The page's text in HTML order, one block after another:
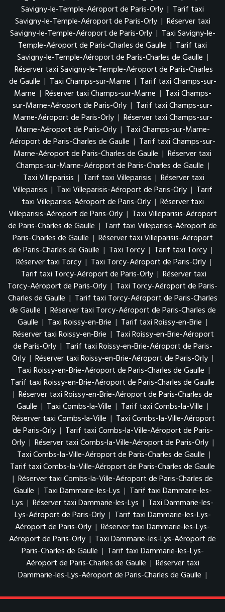
Savigny-le-Temple-Aéroport de Paris-Orly | Tarif taxi
Savigny-le-Temple-Aéroport de Paris-Orly | Réserver taxi
Savigny-le-Temple-Aéroport de Paris-Orly | Taxi Savigny-le-
Temple-Aéroport de Paris-Charles de Gaulle | Tarif taxi
Savigny-le-Temple-Aéroport de Paris-Charles de Gaulle |
Réserver taxi Savigny-le-Temple-Aéroport de Paris-Charles
de Gaulle | Taxi Champs-sur-Marne | Tarif taxi Champs-sur-
Marne | Réserver taxi Champs-sur-Marne | Taxi Champs-
sur-Marne-Aéroport de Paris-Orly | Tarif taxi Champs-sur-
Marne-Aéroport de Paris-Orly | Réserver taxi Champs-sur-
Marne-Aéroport de Paris-Orly | Taxi Champs-sur-Marne-
Aéroport de Paris-Charles de Gaulle | Tarif taxi Champs-sur-
Marne-Aéroport de Paris-Charles de Gaulle | Réserver taxi
Champs-sur-Marne-Aéroport de Paris-Charles de Gaulle |
Taxi Villeparisis | Tarif taxi Villeparisis | Réserver taxi
Villeparisis | Taxi Villeparisis-Aéroport de Paris-Orly | Tarif
taxi Villeparisis-Aéroport de Paris-Orly | Réserver taxi
Villeparisis-Aéroport de Paris-Orly | Taxi Villeparisis-Aéroport
de Paris-Charles de Gaulle | Tarif taxi Villeparisis-Aéroport de
Paris-Charles de Gaulle | Réserver taxi Villeparisis-Aéroport
de Paris-Charles de Gaulle | Taxi Torcy | Tarif taxi Torcy |
Réserver taxi Torcy | Taxi Torcy-Aéroport de Paris-Orly |
Tarif taxi Torcy-Aéroport de Paris-Orly | Réserver taxi
Torcy-Aéroport de Paris-Orly | Taxi Torcy-Aéroport de Paris-
Charles de Gaulle | Tarif taxi Torcy-Aéroport de Paris-Charles
de Gaulle | Réserver taxi Torcy-Aéroport de Paris-Charles de
Gaulle | Taxi Roissy-en-Brie | Tarif taxi Roissy-en-Brie |
Réserver taxi Roissy-en-Brie | Taxi Roissy-en-Brie-Aéroport
de Paris-Orly | Tarif taxi Roissy-en-Brie-Aéroport de Paris-
Orly | Réserver taxi Roissy-en-Brie-Aéroport de Paris-Orly |
Taxi Roissy-en-Brie-Aéroport de Paris-Charles de Gaulle |
Tarif taxi Roissy-en-Brie-Aéroport de Paris-Charles de Gaulle
| Réserver taxi Roissy-en-Brie-Aéroport de Paris-Charles de
Gaulle | Taxi Combs-la-Ville | Tarif taxi Combs-la-Ville |
Réserver taxi Combs-la-Ville | Taxi Combs-la-Ville-Aéroport
de Paris-Orly | Tarif taxi Combs-la-Ville-Aéroport de Paris-
Orly | Réserver taxi Combs-la-Ville-Aéroport de Paris-Orly |
Taxi Combs-la-Ville-Aéroport de Paris-Charles de Gaulle |
Tarif taxi Combs-la-Ville-Aéroport de Paris-Charles de Gaulle
| Réserver taxi Combs-la-Ville-Aéroport de Paris-Charles de
Gaulle | Taxi Dammarie-les-Lys | Tarif taxi Dammarie-les-
Lys | Réserver taxi Dammarie-les-Lys | Taxi Dammarie-les-
Lys-Aéroport de Paris-Orly | Tarif taxi Dammarie-les-Lys-
Aéroport de Paris-Orly | Réserver taxi Dammarie-les-Lys-
Aéroport de Paris-Orly | Taxi Dammarie-les-Lys-Aéroport de
Paris-Charles de Gaulle | Tarif taxi Dammarie-les-Lys-
Aéroport de Paris-Charles de Gaulle | Réserver taxi
Dammarie-les-Lys-Aéroport de Paris-Charles de Gaulle |